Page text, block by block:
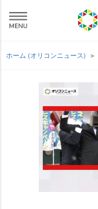
ホーム (オリコンニュース)